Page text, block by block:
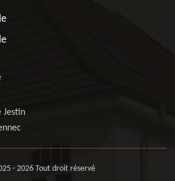
Jestin
- 2026 Tout droit réservé